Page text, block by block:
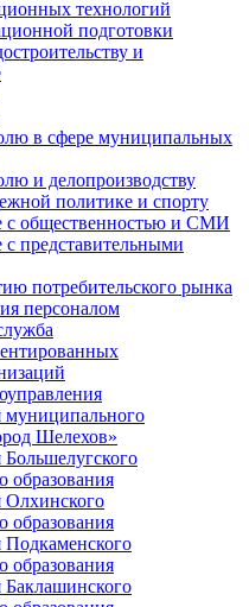
технологий
подготовки
и
в сфере муниципальных
и делопроизводству
политике и спорту
с общественностью и СМИ
с представительными
потребительского рынка
персоналом
Шелехов»
образования
образования
образования